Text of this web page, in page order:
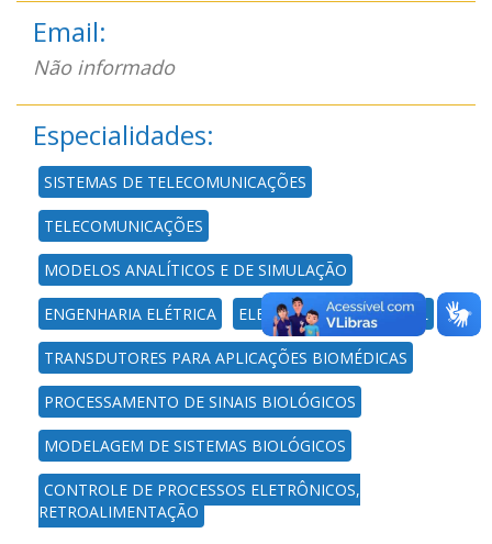
Email:
Não informado
Especialidades:
SISTEMAS DE TELECOMUNICAÇÕES
TELECOMUNICAÇÕES
MODELOS ANALÍTICOS E DE SIMULAÇÃO
ENGENHARIA ELÉTRICA ELETRÔNICA INDUSTRIAL
TRANSDUTORES PARA APLICAÇÕES BIOMÉDICAS
PROCESSAMENTO DE SINAIS BIOLÓGICOS
MODELAGEM DE SISTEMAS BIOLÓGICOS
CONTROLE DE PROCESSOS ELETRÔNICOS,
RETROALIMENTAÇÃO